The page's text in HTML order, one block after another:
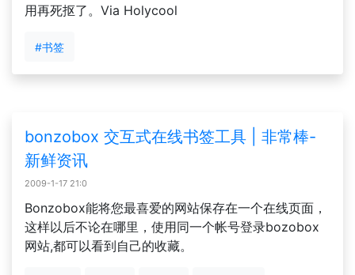
用再死抠了。Via Holycool
#书签
bonzobox 交互式在线书签工具 | 非常棒-
新鲜资讯
2009-1-17 21:0
Bonzobox能将您最喜爱的网站保存在一个在线页面，
这样以后不论在哪里，使用同一个帐号登录bozobox
网站,都可以看到自己的收藏。